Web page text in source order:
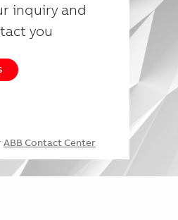
inquiry and
you
ABB Contact Center